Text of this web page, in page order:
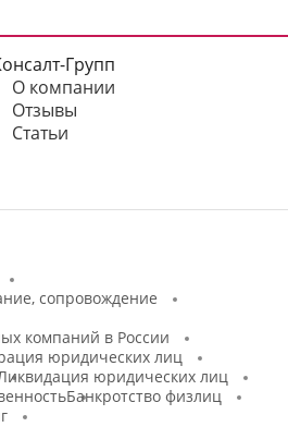
О компании
Отзывы
Статьи
сопровождение
компаний в России
юридических лиц
юридических лиц
Банкротство физлиц